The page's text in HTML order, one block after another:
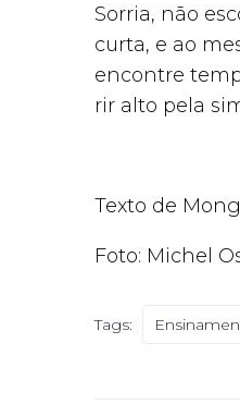
Sorria, não
curta, e ao
encontre
rir alto pela
Texto de
Foto: Michel
Tags: